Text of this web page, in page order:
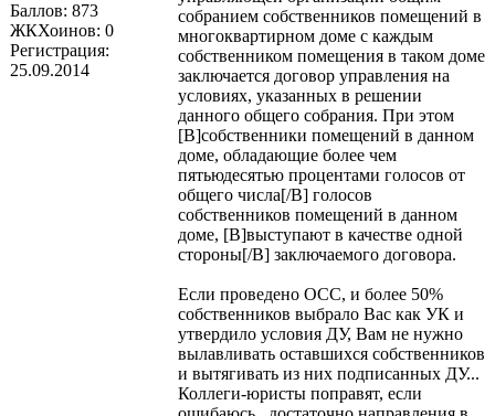
Баллов: 873
ЖКХоинов: 0
Регистрация:
25.09.2014
собранием собственников помещений в
многоквартирном доме с каждым
собственником помещения в таком доме
заключается договор управления на
условиях, указанных в решении
данного общего собрания. При этом
[B]собственники помещений в данном
доме, обладающие более чем
пятьюдесятью процентами голосов от
общего числа[/B] голосов
собственников помещений в данном
доме, [B]выступают в качестве одной
стороны[/B] заключаемого договора.
Если проведено ОСС, и более 50%
собственников выбрало Вас как УК и
утвердило условия ДУ, Вам не нужно
вылавливать оставшихся собственников
и вытягивать из них подписанных ДУ...
Коллеги-юристы поправят, если